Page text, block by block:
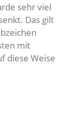
sehr viel
Das gilt
mit
diese Weise